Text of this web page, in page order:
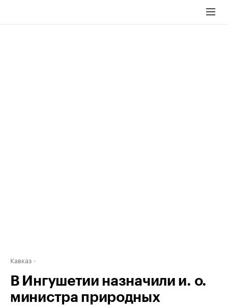
Кавказ
В Ингушетии назначили и. о.
министра природных